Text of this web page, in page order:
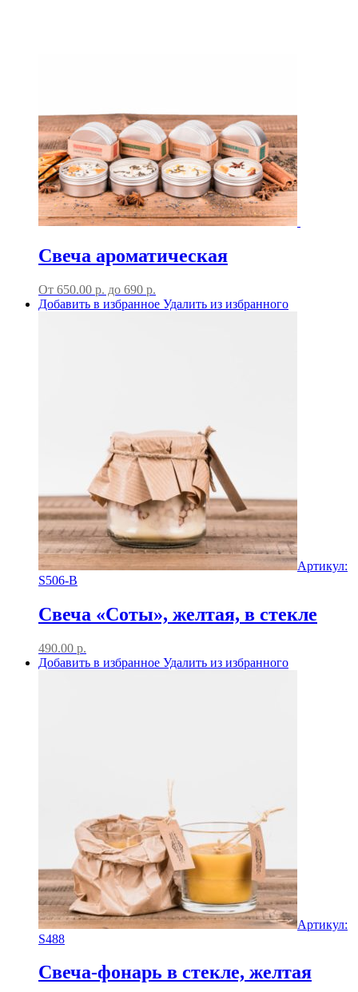
Свеча ароматическая
От 650.00 р. до 690 р.
Добавить в избранное Удалить из избранного
Артикул:
S506-B
Свеча «Соты», желтая, в стекле
490.00 р.
Добавить в избранное Удалить из избранного
Артикул:
S488
Свеча-фонарь в стекле, желтая